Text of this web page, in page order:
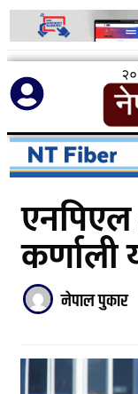
एनपिएल
कर्णाली
नेपाल पुकार